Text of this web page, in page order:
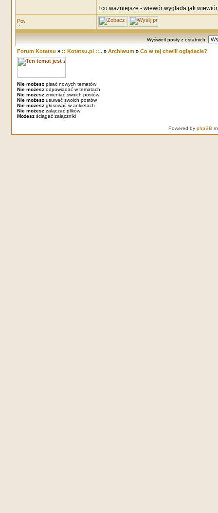
I co ważniejsze - wiewór wyglada jak
Wyświetl posty z ostatnich:
Forum Kotatsu » :: Kotatsu.pl ::..» Archiwum» Co w tej chwili oglądacie?
Nie możeszpisać nowych tematów
Nie możeszodpowiadać w tematach
Nie możeszzmieniać swoich postów
Nie możeszusuwać swoich postów
Nie możeszgłosować w ankietach
Nie możeszzałączać plików
Możeszściągać załączniki
Powered by phpBB